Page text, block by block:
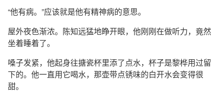
“他有病。”应该就是他有精神病的意思。
屋外夜色渐浓。陈知远猛地睁开眼，他刚刚在做听力，竟然
坐着睡着了。
嗓子发紧，他起身往搪瓷杯里添了点水，杯子是黎桦用过留
下的。他一直用它喝水，那壶带点锈味的白开水会变得很
甜。